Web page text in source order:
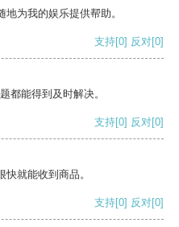
为我的娱乐提供帮助。
支持[0] 反对[0]
都能得到及时解决。
支持[0] 反对[0]
就能收到商品。
支持[0] 反对[0]